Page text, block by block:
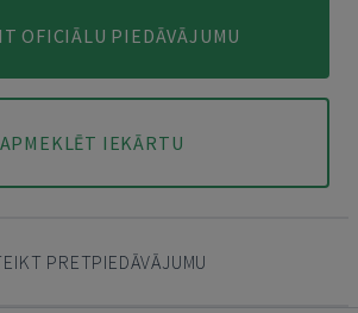
OFICIĀLU PIEDĀVĀJUMU
APMEKLĒT IEKĀRTU
PRETPIEDĀVĀJUMU